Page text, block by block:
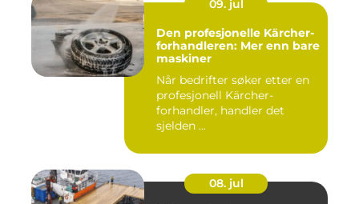
09. jul
Den profesjonelle Kärcher-
forhandleren: Mer enn bare
maskiner
Når bedrifter søker etter en
profesjonell Kärcher-
forhandler, handler det
sjelden ...
08. jul